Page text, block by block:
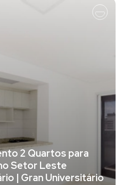
2 Quartos para
Setor Leste
| Gran Universitário